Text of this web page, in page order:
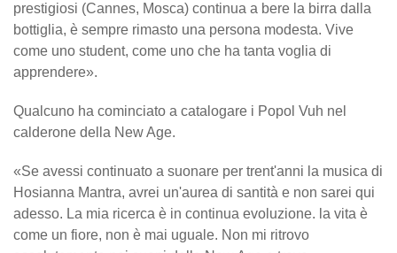
prestigiosi (Cannes, Mosca) continua a bere la birra dalla
bottiglia, è sempre rimasto una persona modesta. Vive
come uno student, come uno che ha tanta voglia di
apprendere».
Qualcuno ha cominciato a catalogare i Popol Vuh nel
calderone della New Age.
«Se avessi continuato a suonare per trent'anni la musica di
Hosianna Mantra, avrei un'aurea di santità e non sarei qui
adesso. La mia ricerca è in continua evoluzione. la vita è
come un fiore, non è mai uguale. Non mi ritrovo